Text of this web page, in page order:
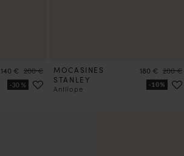
Precio
140 € Precio
200 €
MOCASINES
STANLEY
Antílope
Precio
180 € Precio
200 €